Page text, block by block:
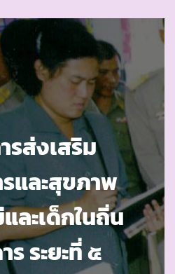
รส่งเสริม
และสุขภาพ
ละเด็กในถิ่น
ระยะที่ ๕